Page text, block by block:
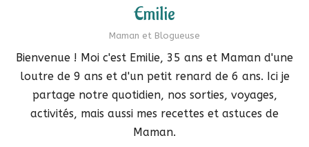
Emilie
Maman et Blogueuse
Bienvenue ! Moi c'est Emilie, 35 ans et Maman d'une
loutre de 9 ans et d'un petit renard de 6 ans. Ici je
partage notre quotidien, nos sorties, voyages,
activités, mais aussi mes recettes et astuces de
Maman.